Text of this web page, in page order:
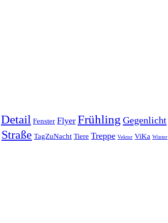
Detail Fenster Flyer Frühling Gegenlicht
Straße TagZuNacht Tiere Treppe Vektor ViKa Winter